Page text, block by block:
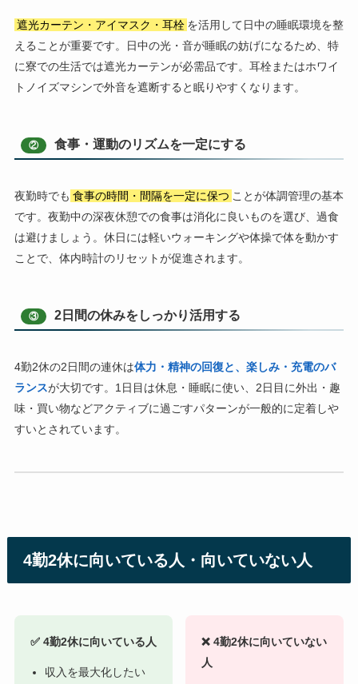
遮光カーテン・アイマスク・耳栓 を活用して日中の睡眠環境を整
えることが重要です。日中の光・音が睡眠の妨げになるため、特
に寮での生活では遮光カーテンが必需品です。耳栓またはホワイ
トノイズマシンで外音を遮断すると眠りやすくなります。
② 食事・運動のリズムを一定にする
夜勤時でも 食事の時間・間隔を一定に保つ ことが体調管理の基本
です。夜勤中の深夜休憩での食事は消化に良いものを選び、過食
は避けましょう。休日には軽いウォーキングや体操で体を動かす
ことで、体内時計のリセットが促進されます。
③ 2日間の休みをしっかり活用する
4勤2休の2日間の連休は体力・精神の回復と、楽しみ・充電のバ
ランスが大切です。1日目は休息・睡眠に使い、2日目に外出・趣
味・買い物などアクティブに過ごすパターンが一般的に定着しや
すいとされています。
4勤2休に向いている人・向いていない人
✅ 4勤2休に向いている人
収入を最大化したい
❌ 4勤2休に向いていない
人